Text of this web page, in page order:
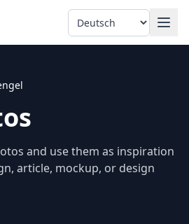
Language
and use them as inspiration
article, mockup, or design